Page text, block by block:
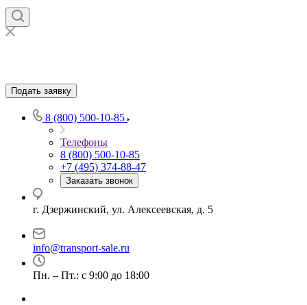
Подать заявку
8 (800) 500-10-85
Телефоны
8 (800) 500-10-85
+7 (495) 374-88-47
Заказать звонок
г. Дзержинский, ул. Алексеевская, д. 5
info@transport-sale.ru
Пн. – Пт.: с 9:00 до 18:00